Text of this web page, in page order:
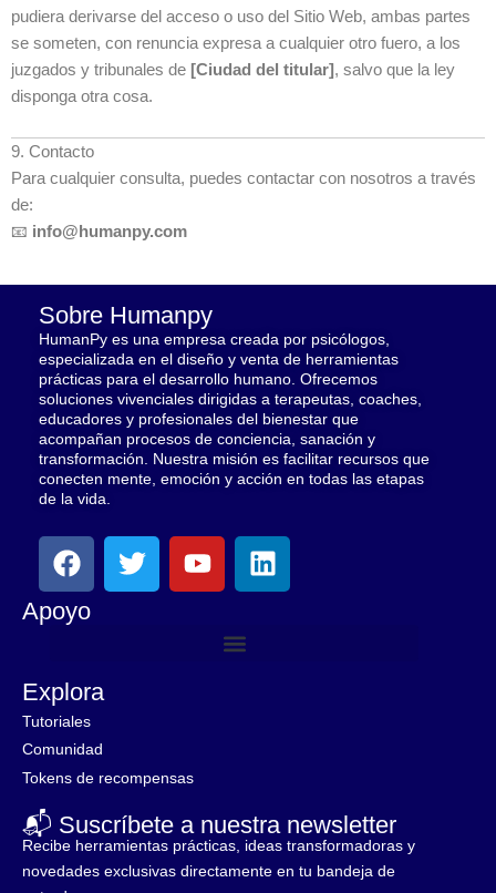
pudiera derivarse del acceso o uso del Sitio Web, ambas partes
se someten, con renuncia expresa a cualquier otro fuero, a los
juzgados y tribunales de [Ciudad del titular], salvo que la ley
disponga otra cosa.
9. Contacto
Para cualquier consulta, puedes contactar con nosotros a través
de:
📧 info@humanpy.com
Sobre Humanpy
HumanPy es una empresa creada por psicólogos,
especializada en el diseño y venta de herramientas
prácticas para el desarrollo humano. Ofrecemos
soluciones vivenciales dirigidas a terapeutas, coaches,
educadores y profesionales del bienestar que
acompañan procesos de conciencia, sanación y
transformación. Nuestra misión es facilitar recursos que
conecten mente, emoción y acción en todas las etapas
de la vida.
F
a
c
e
o
o
k
T
w
Y
o
L
i
Apoyo
Explora
Tutoriales
Comunidad
Tokens de recompensas
📬 Suscríbete a nuestra newsletter
Recibe herramientas prácticas, ideas transformadoras y
novedades exclusivas directamente en tu bandeja de